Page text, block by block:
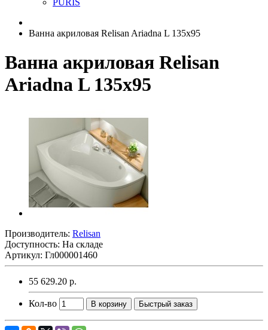
PURIS
Ванна акриловая Relisan Ariadna L 135x95
Ванна акриловая Relisan
Ariadna L 135x95
Производитель: Relisan
Доступность: На складе
Артикул: Гл000001460
55 629.20 р.
Кол-во В корзину Быстрый заказ